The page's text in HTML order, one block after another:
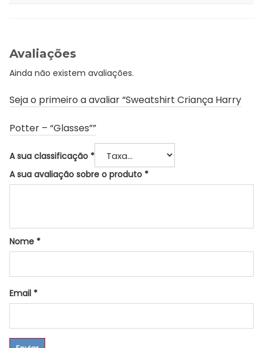
Avaliações
Ainda não existem avaliações.
Seja o primeiro a avaliar “Sweatshirt Criança Harry
Potter – “Glasses””
A sua classificação *
A sua avaliação sobre o produto *
Nome *
Email *